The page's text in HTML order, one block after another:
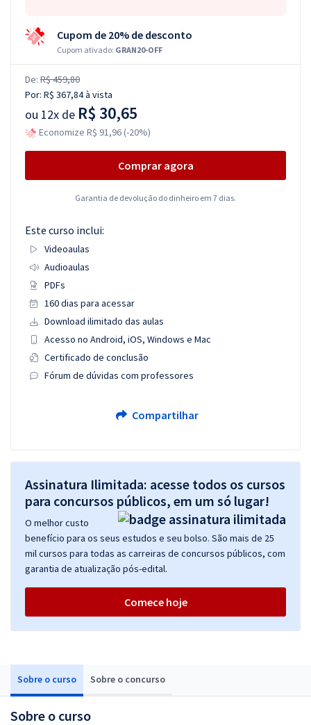
Sobre o curso Sobre o concurso
Sobre o curso
Cupom de 20% de desconto
Cupom ativado: GRAN20-OFF
De: R$ 459,80
Por: R$ 367,84à vista
ou 12x de R$ 30,65
Economize R$ 91,96 (-20%)
Comprar agora
Garantia de devolução do dinheiro em 7 dias.
Este curso inclui:
Videoaulas
Audioaulas
PDFs
160 dias para acessar
Download ilimitado das aulas
Acesso no Android, iOS, Windows e Mac
Certificado de conclusão
Fórum de dúvidas com professores
Compartilhar
Assinatura Ilimitada: acesse todos os cursos
para concursos públicos, em um só lugar!
O melhor custo
benefício para os seus estudos e seu bolso. São mais de 25
mil cursos para todas as carreiras de concursos públicos, com
garantia de atualização pós-edital.
Comece hoje